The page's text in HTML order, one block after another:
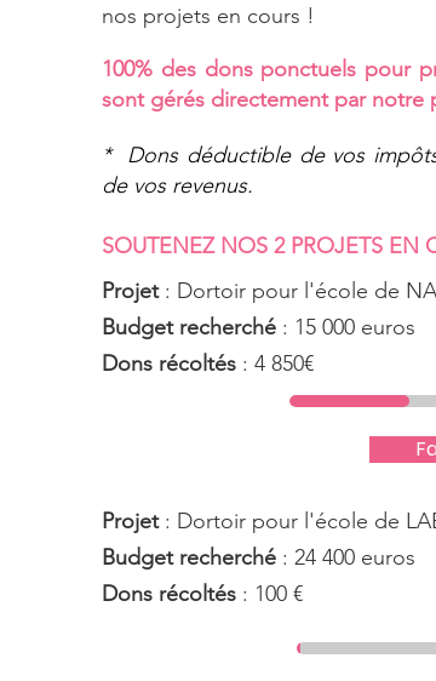
nos projets en cours !
100% des dons ponctuels pour
sont gérés directement par notre
* Dons déductible de vos
de vos revenus.
SOUTENEZ NOS 2 PROJETS EN
Projet : Dortoir pour l'école de
Budget recherché : 15 000 euros
Dons récoltés : 4 850€
Projet : Dortoir pour l'école de
Budget recherché : 24 400 euros
Dons récoltés : 100 €